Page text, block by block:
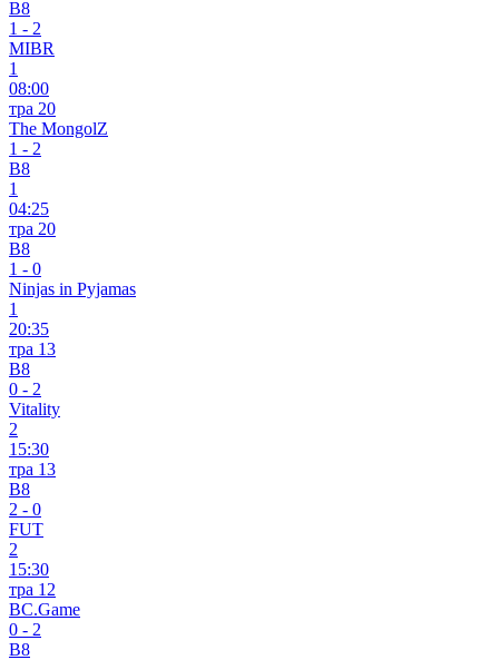
B8
1 - 2
MIBR
1
08:00
тра 20
The MongolZ
1 - 2
B8
1
04:25
тра 20
B8
1 - 0
Ninjas in Pyjamas
1
20:35
тра 13
B8
0 - 2
Vitality
2
15:30
тра 13
B8
2 - 0
FUT
2
15:30
тра 12
BC.Game
0 - 2
B8